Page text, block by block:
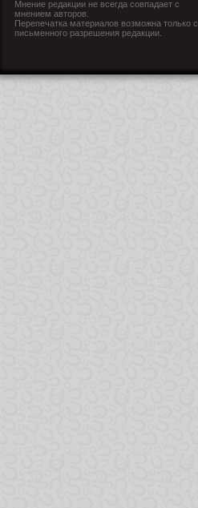
Мнение редакции не всегда совпадает с
мнением авторов.
Перепечатка материалов возможна только с
письменного разрешения редакции.